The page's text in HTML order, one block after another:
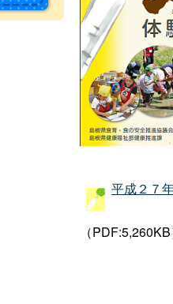
平成２７
（